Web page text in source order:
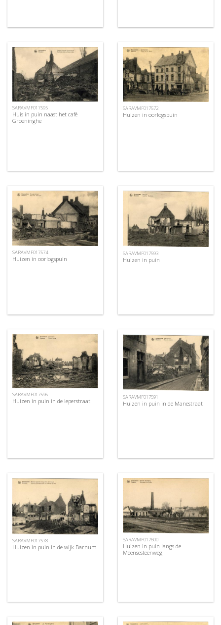
SARAVMF017595
Huis in puin naast het café
Groeninghe
SARAVMF017572
Huizen in oorlogspuin
SARAVMF017574
Huizen in oorlogspuin
SARAVMF017593
Huizen in puin
SARAVMF017596
Huizen in puin in de Ieperstraat
SARAVMF017591
Huizen in puin in de Manestraat
SARAVMF017578
Huizen in puin in de wijk Barnum
SARAVMF017600
Huizen in puin langs de
Meensesteenweg